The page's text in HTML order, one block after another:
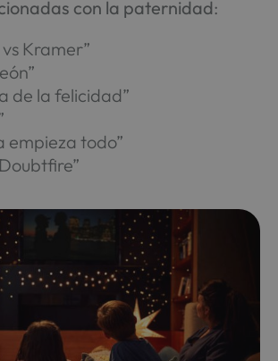
con la paternidad:
Kramer”
de la felicidad”
empieza todo”